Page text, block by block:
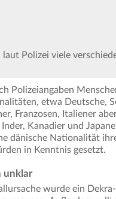
laut Polizei viele
Polizeiangaben
etwa Deutsche,
Franzosen, Italiener
Kanadier und
dänische Nationalität
in Kenntnis gesetzt.
unklar
wurde ein Dekra-